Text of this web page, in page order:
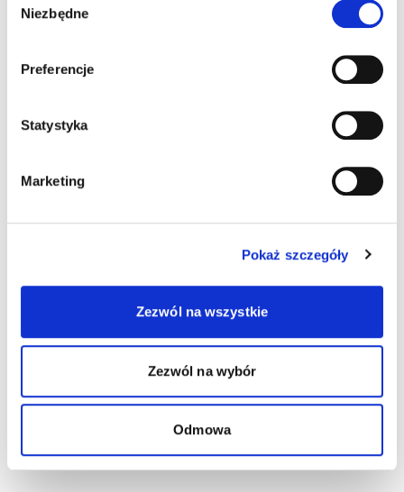
zgody
Niezbędne
Preferencje
Statystyka
Marketing
Pokaż szczegóły
Zezwól na wszystkie
Zezwól na wybór
Odmowa